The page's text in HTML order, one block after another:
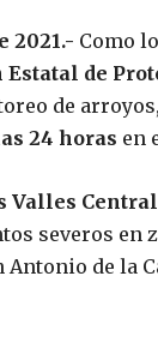
2021.- Como
de
de
24 horas en
Valles
severos en
Antonio de la